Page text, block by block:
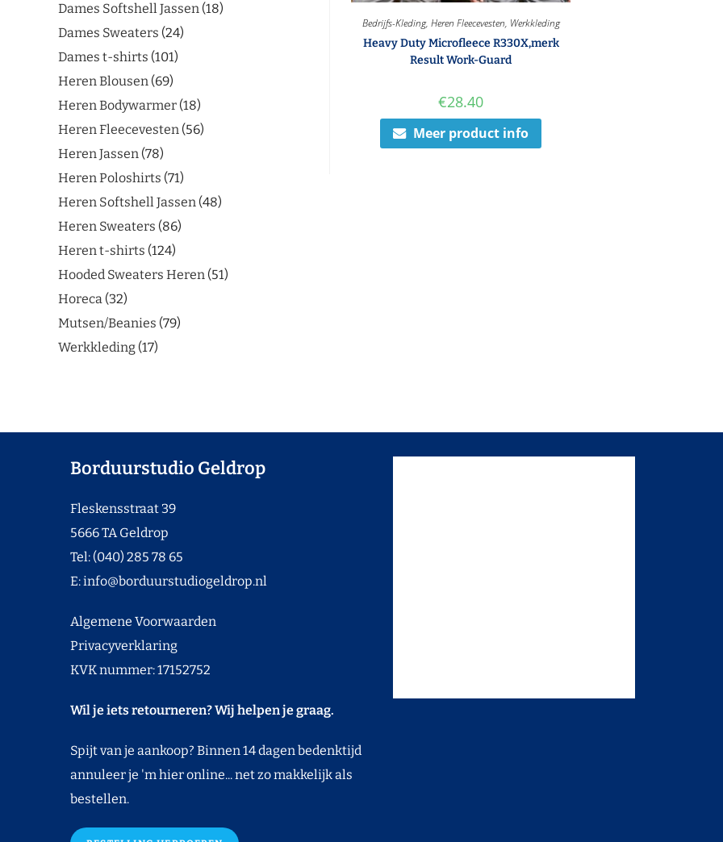
Bedrijfs-Kleding, Heren Fleecevesten, Werkkleding
Heavy Duty Microfleece R330X,merk
Result Work-Guard
€28.40
Meer product info
Dames Softshell Jassen 18
Dames Sweaters 24
Dames t-shirts 101
Heren Blousen 69
Heren Bodywarmer 18
Heren Fleecevesten 56
Heren Jassen 78
Heren Poloshirts 71
Heren Softshell Jassen 48
Heren Sweaters 86
Heren t-shirts 124
Hooded Sweaters Heren 51
Horeca 32
Mutsen/Beanies 79
Werkkleding 17
Borduurstudio Geldrop
Fleskensstraat 39
5666 TA Geldrop
Tel: (040) 285 78 65
E:info@borduurstudiogeldrop.nl
Algemene Voorwaarden
Privacyverklaring
KVK nummer: 17152752
Wil je iets retourneren? Wij helpen je graag.
Spijt van je aankoop? Binnen 14 dagen bedenktijd
annuleer je 'm hier online... net zo makkelijk als
bestellen.